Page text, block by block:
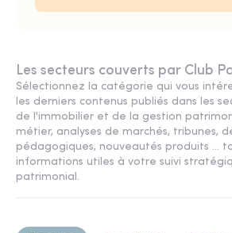
Les secteurs couverts par Club
Sélectionnez la catégorie qui vous
les derniers contenus publiés dans les
de l'immobilier et de la gestion
métier, analyses de marchés, tribunes,
pédagogiques, nouveautés produits ...
informations utiles à votre suivi
patrimonial.